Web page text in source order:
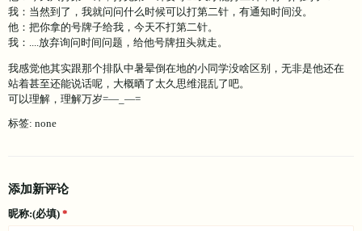
我：当然到了，我就问问什么时候可以打第二针，有通知时间没。
他：把你拿的号牌子给我，今天不打第二针。
我：....放弃询问时间问题，给他号牌扭头就走。
我感觉他其实跟那个排队中暑晕倒在地的小同学没啥区别，无非是他还在
站着甚至还能说话呢，大概晒了太久思维混乱了吧。
可以理解，理解万岁=—_—=
标签: none
添加新评论
昵称:(必填)